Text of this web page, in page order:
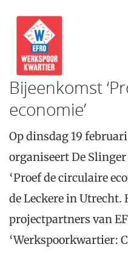
Bijeenkomst
economie’
Op dinsdag 19
organiseert De
‘Proef de circulaire
de Leckere in Utrecht.
projectpartners van
‘Werkspoorkwartier: